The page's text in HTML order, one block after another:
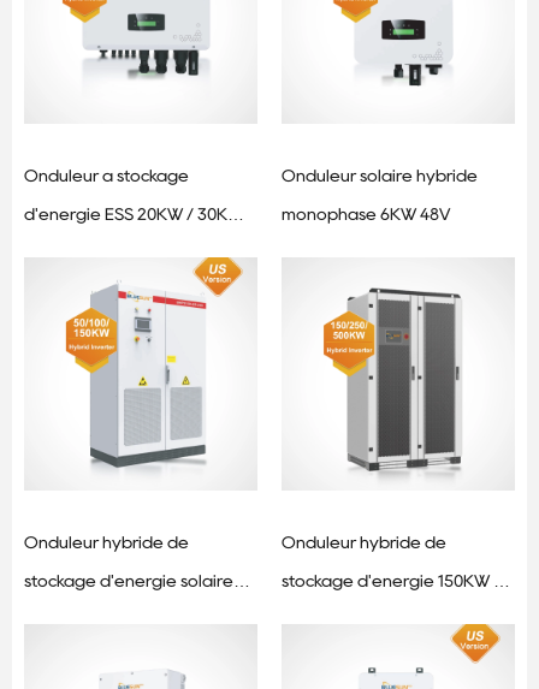
Onduleur à stockage
d'énergie ESS 20KW / 30KW -
Onduleur solaire hybride
monophasé 6KW 48V
Onduleur hybride de
stockage d'énergie solaire
Onduleur hybride de
stockage d'énergie 150KW /
applications commerciales et